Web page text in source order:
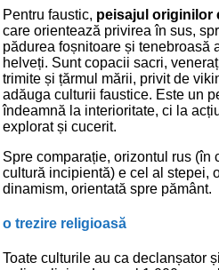
Pentru faustic, peisajul originilor
care orientează privirea în sus,
pădurea foșnitoare și tenebroasă
helveți. Sunt copacii sacri,
trimite și țărmul mării, privit de
adăuga culturii faustice. Este un
îndeamnă la interioritate, ci la
explorat și cucerit.
Spre comparație, orizontul rus (în
cultură incipientă) e cel al stepei,
dinamism, orientată spre pământ.
o trezire religioasă
Toate culturile au ca declanșator